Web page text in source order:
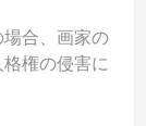
合、画家の
権の侵害に